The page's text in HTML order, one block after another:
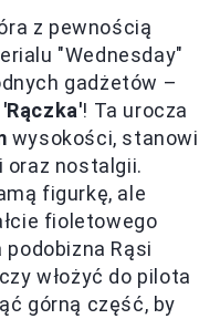
z pewnością
"Wednesday"
gadżetów –
! Ta urocza
wysokości, stanowi
oraz nostalgii.
figurkę, ale
fioletowego
Rąsi
włożyć do pilota
górną część, by